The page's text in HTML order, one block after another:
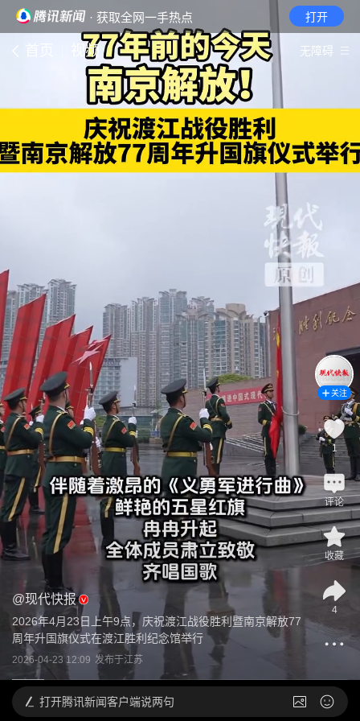
· 获取全网一手热点 打开
首页 视频 无障碍
@现代快报
2026年4月23日上午9点，庆祝渡江战役胜利暨南京解放77
周年升国旗仪式在渡江胜利纪念馆举行
2026-04-23 12:09 发布于江苏
关注
1
评论
收藏
4
打开腾讯新闻客户端说两句